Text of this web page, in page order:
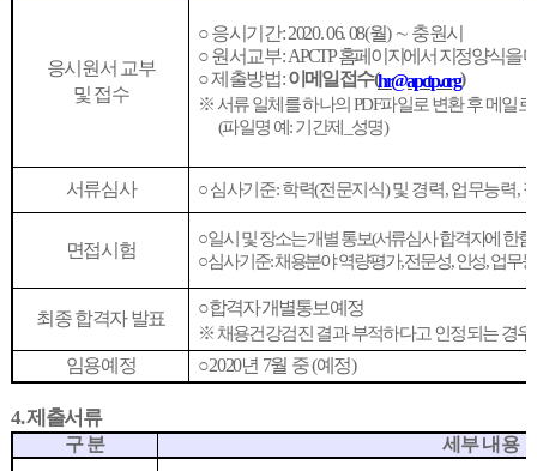
응시원서 교부
및 접수
○응시기간: 2020. 06. 08(월) ∼ 충원시
○원서교부:APCTP홈페이지에서 지정양식을
○제출방법:이메일 접수(hr@apctp.org)
※ 서류 일체를 하나의PDF파일로 변환 후 메일로
(파일명 예:기간제 성명)
서류심사 ○심사기준:학력(전문지식)및 경력,업무능력,
면접시험
○일시 및 장소는 개별 통보(서류심사 합격자에 한함
○심사기준:채용분야 역량평가,전문성,인성,업무
최종 합격자 발표
○합격자 개별통보 예정
※ 채용건강검진 결과 부적하다고 인정되는 경
임용예정 ○2020년 7월 중(예정)
4.제출서류
구 분 세부 내용